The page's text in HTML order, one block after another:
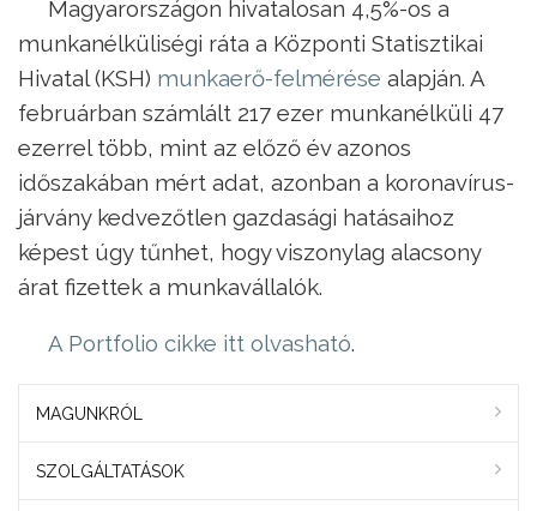
Magyarországon hivatalosan 4,5%-os a
munkanélküliségi ráta a Központi Statisztikai
Hivatal (KSH) munkaerő-felmérése alapján. A
februárban számlált 217 ezer munkanélküli 47
ezerrel több, mint az előző év azonos
időszakában mért adat, azonban a koronavírus-
járvány kedvezőtlen gazdasági hatásaihoz
képest úgy tűnhet, hogy viszonylag alacsony
árat fizettek a munkavállalók.
A Portfolio cikke itt olvasható.
MAGUNKRÓL
SZOLGÁLTATÁSOK